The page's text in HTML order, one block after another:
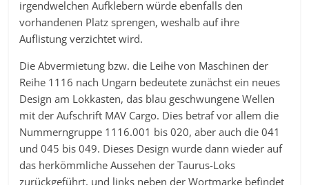
irgendwelchen Aufklebern würde ebenfalls den
vorhandenen Platz sprengen, weshalb auf ihre
Auflistung verzichtet wird.
Die Abvermietung bzw. die Leihe von Maschinen der
Reihe 1116 nach Ungarn bedeutete zunächst ein neues
Design am Lokkasten, das blau geschwungene Wellen
mit der Aufschrift MAV Cargo. Dies betraf vor allem die
Nummerngruppe 1116.001 bis 020, aber auch die 041
und 045 bis 049. Dieses Design wurde dann wieder auf
das herkömmliche Aussehen der Taurus-Loks
zurückgeführt, und links neben der Wortmarke befindet